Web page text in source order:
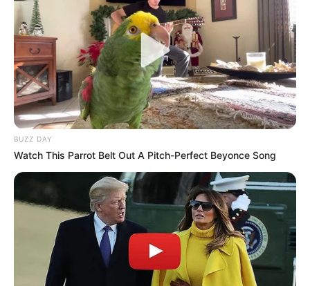
Criando vasos decorativos para suas plantas
35 Modelos de Vasos decorativos para
Plantas
Tecido
BUZZ DAY
Watch This Parrot Belt Out A Pitch-Perfect Beyonce Song